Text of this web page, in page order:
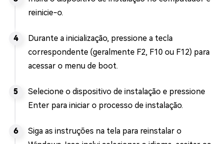
reinicie-o.
Durante a inicialização, pressione a tecla
correspondente (geralmente F2, F10 ou F12) para
acessar o menu de boot.
Selecione o dispositivo de instalação e pressione
Enter para iniciar o processo de instalação.
Siga as instruções na tela para reinstalar o